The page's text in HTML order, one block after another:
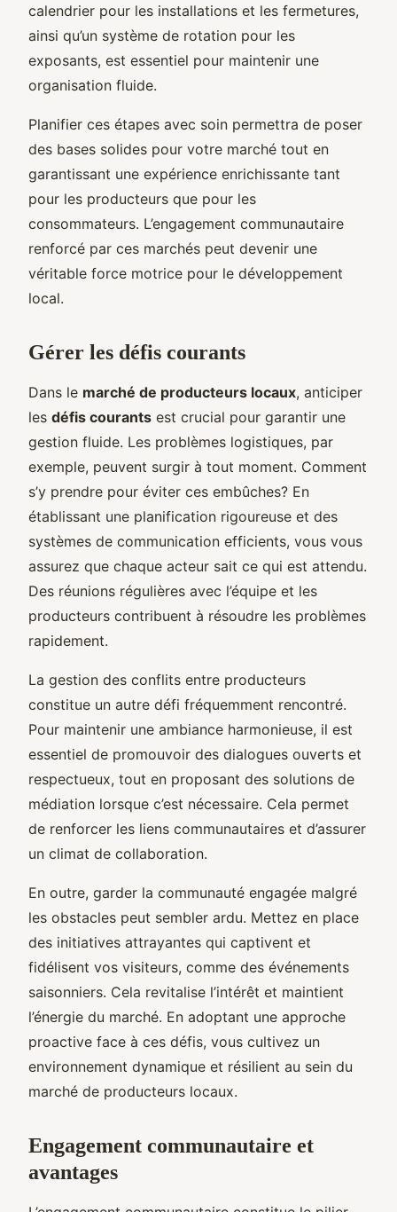
calendrier pour les installations et les fermetures,
ainsi qu’un système de rotation pour les
exposants, est essentiel pour maintenir une
organisation fluide.
Planifier ces étapes avec soin permettra de poser
des bases solides pour votre marché tout en
garantissant une expérience enrichissante tant
pour les producteurs que pour les
consommateurs. L’engagement communautaire
renforcé par ces marchés peut devenir une
véritable force motrice pour le développement
local.
Gérer les défis courants
Dans le marché de producteurs locaux, anticiper
les défis courants est crucial pour garantir une
gestion fluide. Les problèmes logistiques, par
exemple, peuvent surgir à tout moment. Comment
s’y prendre pour éviter ces embûches? En
établissant une planification rigoureuse et des
systèmes de communication efficients, vous vous
assurez que chaque acteur sait ce qui est attendu.
Des réunions régulières avec l’équipe et les
producteurs contribuent à résoudre les problèmes
rapidement.
La gestion des conflits entre producteurs
constitue un autre défi fréquemment rencontré.
Pour maintenir une ambiance harmonieuse, il est
essentiel de promouvoir des dialogues ouverts et
respectueux, tout en proposant des solutions de
médiation lorsque c’est nécessaire. Cela permet
de renforcer les liens communautaires et d’assurer
un climat de collaboration.
En outre, garder la communauté engagée malgré
les obstacles peut sembler ardu. Mettez en place
des initiatives attrayantes qui captivent et
fidélisent vos visiteurs, comme des événements
saisonniers. Cela revitalise l’intérêt et maintient
l’énergie du marché. En adoptant une approche
proactive face à ces défis, vous cultivez un
environnement dynamique et résilient au sein du
marché de producteurs locaux.
Engagement communautaire et
avantages